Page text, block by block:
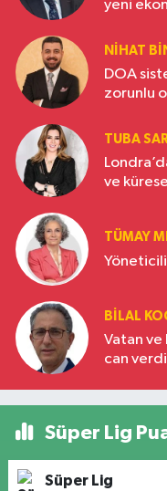
yeni
NIHAT
DOA
zorunlu
TUBA
ve
TÜMAY
BILAL
Vatan
can verdi
Süper Lig
Süper Lig